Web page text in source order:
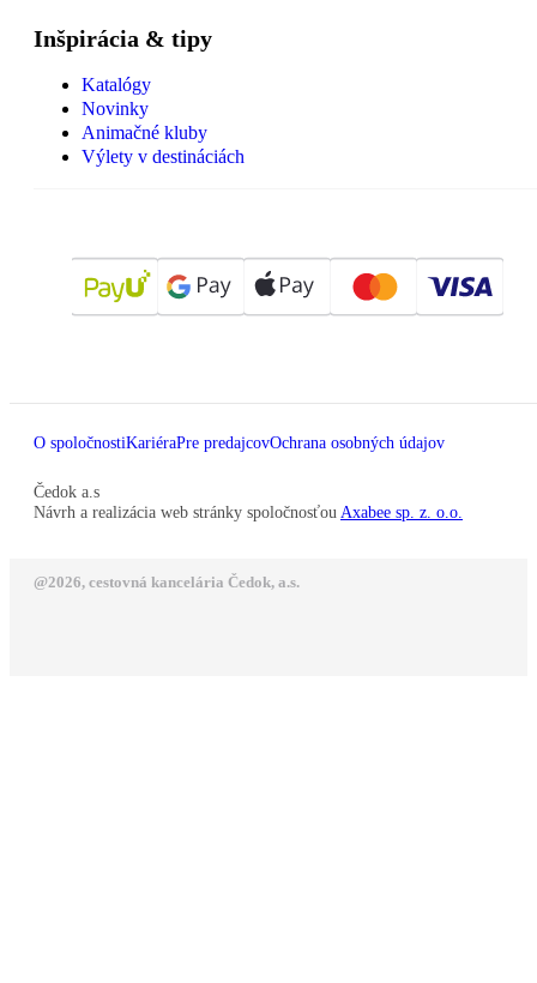
Inšpirácia & tipy
Katalógy
Novinky
Animačné kluby
Výlety v destináciách
O spoločnostiKariéraPre predajcovOchrana osobných údajov
Čedok a.s
Návrh a realizácia web stránky spoločnosťou Axabee sp. z. o.o.
@2026, cestovná kancelária Čedok, a.s.